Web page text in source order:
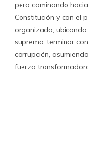
pero caminando
Constitución y con el
organizada, ubicando
supremo, terminar
corrupción,
fuerza